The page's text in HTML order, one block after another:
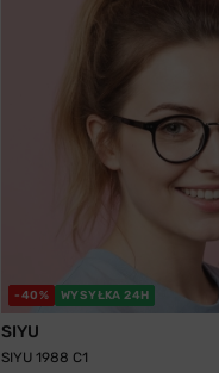
-40% WYSYŁKA 24H
SIYU
SIYU 1988 C1